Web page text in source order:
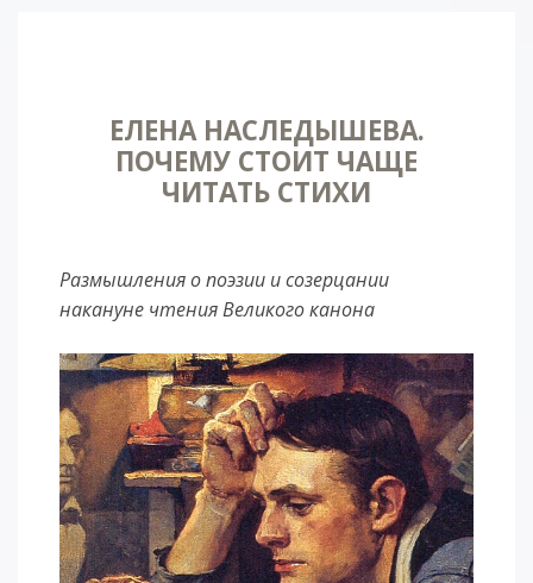
ЕЛЕНА НАСЛЕДЫШЕВА.
ПОЧЕМУ СТОИТ ЧАЩЕ
ЧИТАТЬ СТИХИ
Размышления о поэзии и созерцании
накануне чтения Великого канона